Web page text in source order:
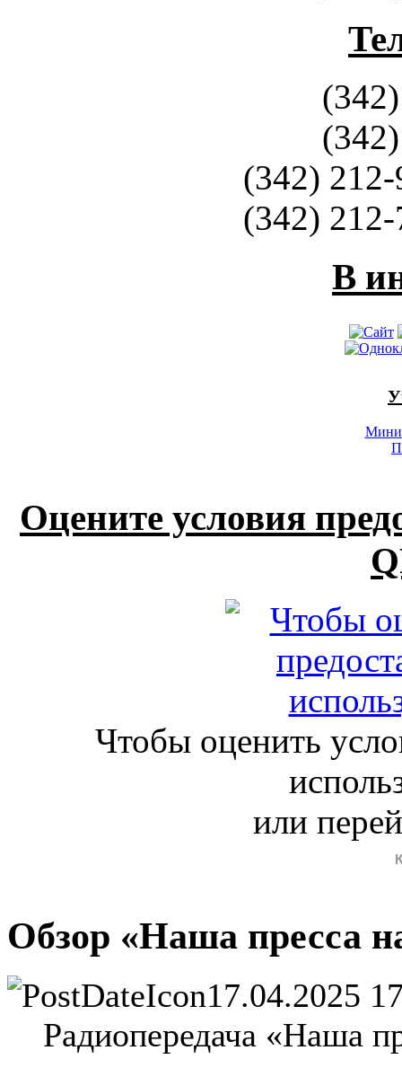
(342)
(342)
В
Оцените условия
Чтобы оценить
или
Обзор «Наша пресса
17.04.2025
Радиопередача «Наша